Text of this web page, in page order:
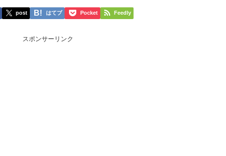
post はてブ Pocket Feedly
スポンサーリンク